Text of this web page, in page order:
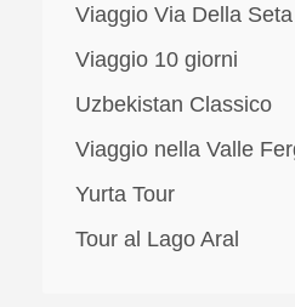
Viaggio Via Della Seta
Viaggio 10 giorni
Uzbekistan Classico
Viaggio nella Valle
Yurta Tour
Tour al Lago Aral